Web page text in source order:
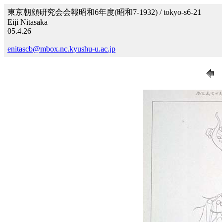
東京朝顔研究会会報昭和6年度(昭和7-1932) / tokyo-s6-21
Eiji Nitasaka
05.4.26
enitascb@mbox.nc.kyushu-u.ac.jp